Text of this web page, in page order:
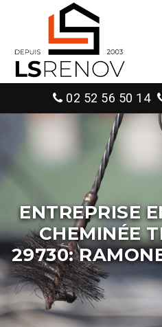
02 52 56 50 14
ENTREPRISE
CHEMINÉE
29730: